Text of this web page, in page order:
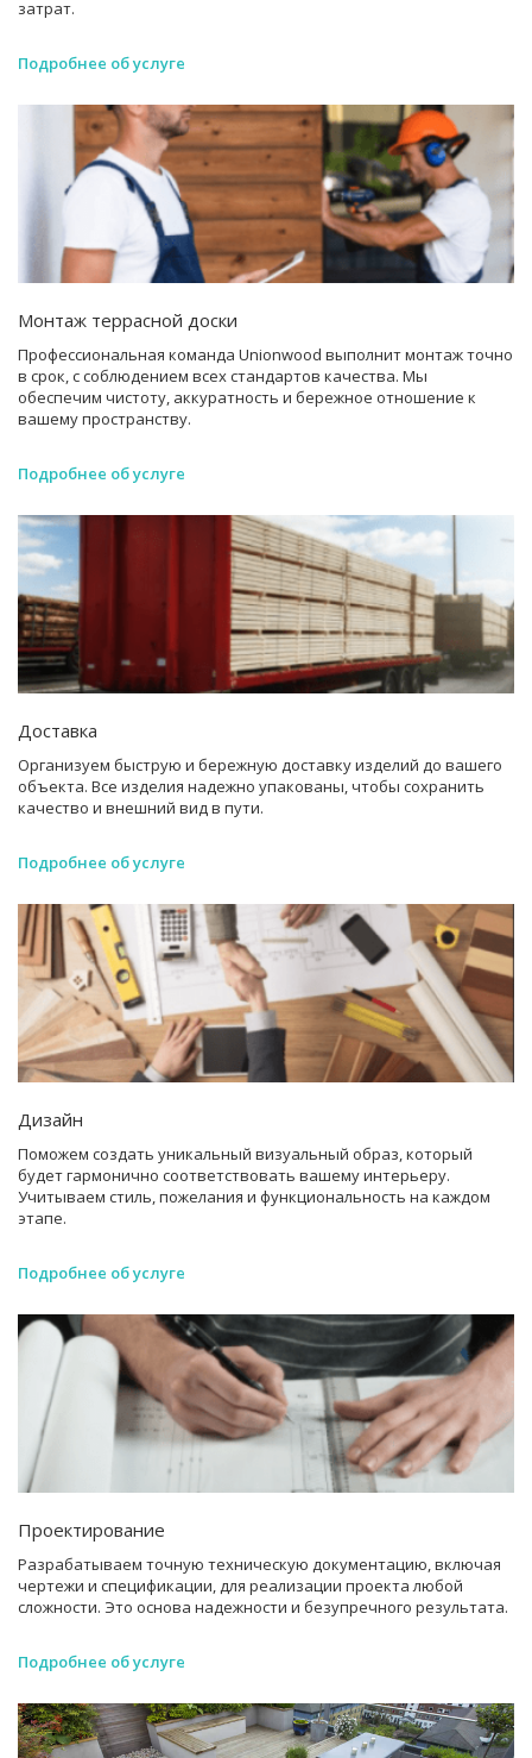
затрат.
Подробнее об услуге
Монтаж террасной доски
Профессиональная команда Unionwood выполнит монтаж точно
в срок, с соблюдением всех стандартов качества. Мы
обеспечим чистоту, аккуратность и бережное отношение к
вашему пространству.
Подробнее об услуге
Доставка
Организуем быструю и бережную доставку изделий до вашего
объекта. Все изделия надежно упакованы, чтобы сохранить
качество и внешний вид в пути.
Подробнее об услуге
Дизайн
Поможем создать уникальный визуальный образ, который
будет гармонично соответствовать вашему интерьеру.
Учитываем стиль, пожелания и функциональность на каждом
этапе.
Подробнее об услуге
Проектирование
Разрабатываем точную техническую документацию, включая
чертежи и спецификации, для реализации проекта любой
сложности. Это основа надежности и безупречного результата.
Подробнее об услуге